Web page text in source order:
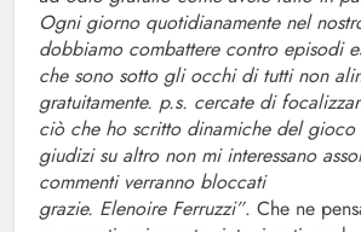
Ogni giorno quotidianamente nel
dobbiamo combattere contro episodi
che sono sotto gli occhi di tutti non
gratuitamente. p.s. cercate di
ciò che ho scritto dinamiche del gioco
giudizi su altro non mi interessano
commenti verranno bloccati
grazie. Elenoire Ferruzzi”. Che ne